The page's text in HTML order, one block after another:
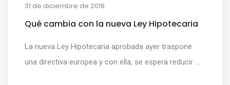
31 de diciembre de 2018
Qué cambia con la nueva Ley Hipotecaria
La nueva Ley Hipotecaria aprobada ayer traspone
una directiva europea y con ella, se espera reducir ...